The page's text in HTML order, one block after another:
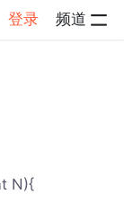
登录 频道
N){